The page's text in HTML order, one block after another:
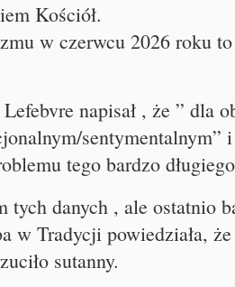
Kościół.
w czerwcu 2026 roku
napisał , że ” dla
sentymentalnym”
tego bardzo
tych danych , ale ostatnio
w Tradycji powiedziała,
sutanny.